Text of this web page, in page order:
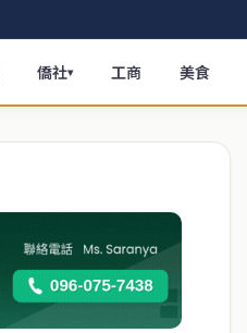
僑社▾ 工商 美食